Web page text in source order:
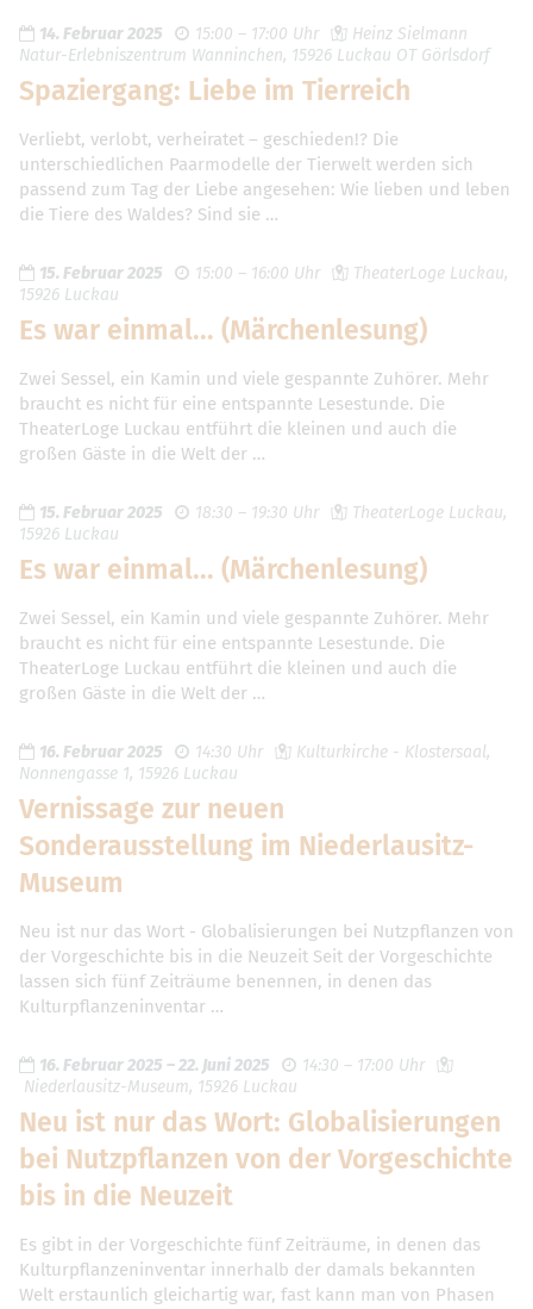
14. Februar 2025 15:00 – 17:00 Uhr
Heinz Sielmann
Natur-Erlebniszentrum Wanninchen, 15926 Luckau OT Görlsdorf
Spaziergang: Liebe im Tierreich
Verliebt, verlobt, verheiratet – geschieden!? Die
unterschiedlichen Paarmodelle der Tierwelt werden sich
passend zum Tag der Liebe angesehen: Wie lieben und leben
die Tiere des Waldes? Sind sie …
15. Februar 2025 15:00 – 16:00 Uhr
TheaterLoge Luckau,
15926 Luckau
Es war einmal... (Märchenlesung)
Zwei Sessel, ein Kamin und viele gespannte Zuhörer. Mehr
braucht es nicht für eine entspannte Lesestunde. Die
TheaterLoge Luckau entführt die kleinen und auch die
großen Gäste in die Welt der …
15. Februar 2025 18:30 – 19:30 Uhr
TheaterLoge Luckau,
15926 Luckau
Es war einmal... (Märchenlesung)
Zwei Sessel, ein Kamin und viele gespannte Zuhörer. Mehr
braucht es nicht für eine entspannte Lesestunde. Die
TheaterLoge Luckau entführt die kleinen und auch die
großen Gäste in die Welt der …
16. Februar 2025 14:30 Uhr
Kulturkirche - Klostersaal,
Nonnengasse 1, 15926 Luckau
Vernissage zur neuen
Sonderausstellung im Niederlausitz-
Museum
Neu ist nur das Wort - Globalisierungen bei Nutzpflanzen von
der Vorgeschichte bis in die Neuzeit Seit der Vorgeschichte
lassen sich fünf Zeiträume benennen, in denen das
Kulturpflanzeninventar …
16. Februar 2025 –22. Juni 2025
14:30 – 17:00 Uhr
Niederlausitz-Museum, 15926 Luckau
Neu ist nur das Wort: Globalisierungen
bei Nutzpflanzen von der Vorgeschichte
bis in die Neuzeit
Es gibt in der Vorgeschichte fünf Zeiträume, in denen das
Kulturpflanzeninventar innerhalb der damals bekannten
Welt erstaunlich gleichartig war, fast kann man von Phasen